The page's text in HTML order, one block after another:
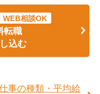
WEB相談OK
転職
込む
事の種類・平均給